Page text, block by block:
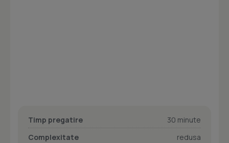
Timp pregatire
30 minute
Complexitate
redusa